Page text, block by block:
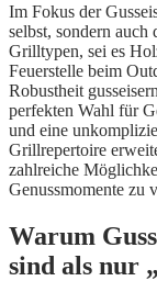
Im Fokus der
selbst, sondern auch
Grilltypen, sei es
Feuerstelle beim
Robustheit
perfekten Wahl für
und eine
Grillrepertoire
zahlreiche
Genussmomente zu
Warum
sind als nur